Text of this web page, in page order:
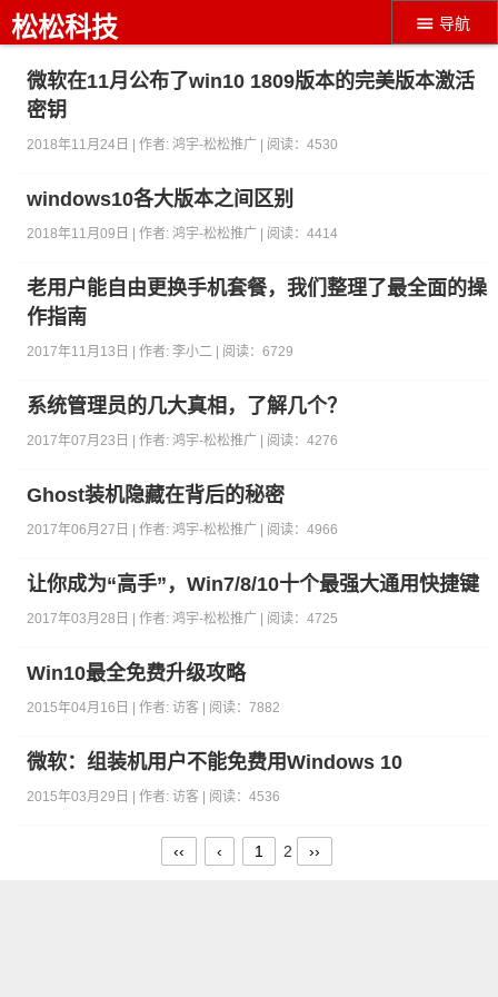
导航
松松科技
微软在11月公布了win10 1809版本的完美版本激活
密钥
2018年11月24日 | 作者:鸿宇-松松推广 | 阅读：4530
windows10各大版本之间区别
2018年11月09日 | 作者:鸿宇-松松推广 | 阅读：4414
老用户能自由更换手机套餐，我们整理了最全面的操
作指南
2017年11月13日 | 作者:李小二 | 阅读：6729
系统管理员的几大真相，了解几个？
2017年07月23日 | 作者:鸿宇-松松推广 | 阅读：4276
Ghost装机隐藏在背后的秘密
2017年06月27日 | 作者:鸿宇-松松推广 | 阅读：4966
让你成为“高手”，Win7/8/10十个最强大通用快捷键
2017年03月28日 | 作者:鸿宇-松松推广 | 阅读：4725
Win10最全免费升级攻略
2015年04月16日 | 作者:访客 | 阅读：7882
微软：组装机用户不能免费用Windows 10
2015年03月29日 | 作者:访客 | 阅读：4536
‹‹ ‹ 1 2 ››